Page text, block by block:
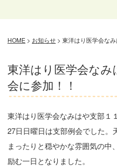
HOME > お知らせ > 東洋はり医学会な
東洋はり医学会なみ
会に参加！！
東洋はり医学会なみはや支部１
27日日曜日は支部例会でした。
まったりと穏やかな雰囲気の中
励む一日となりました。